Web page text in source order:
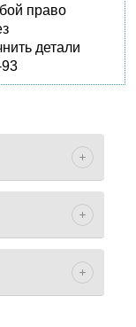
право
детали